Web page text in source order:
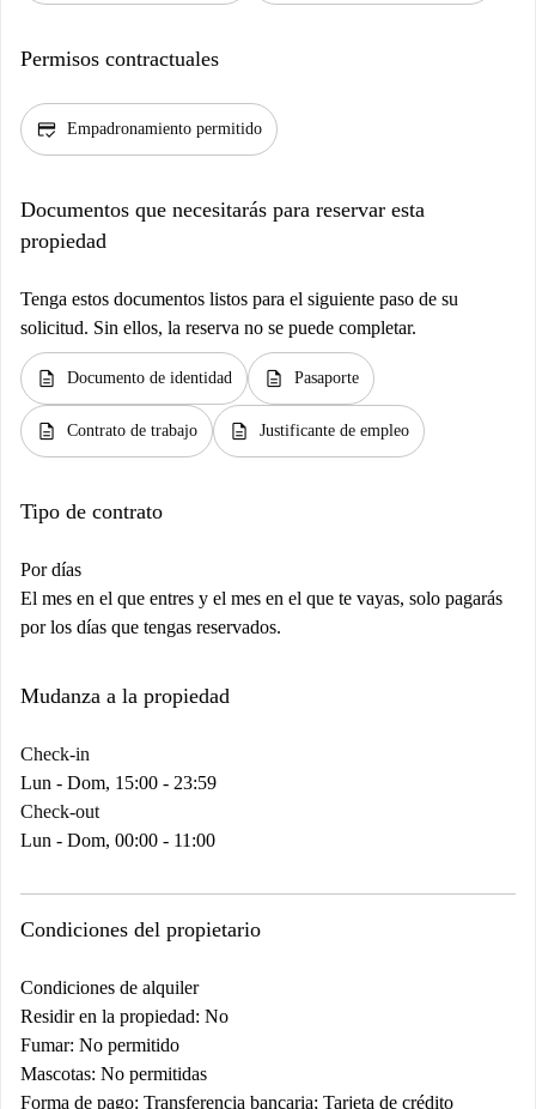
Permisos contractuales
credit_score Empadronamiento permitido
Documentos que necesitarás para reservar esta
propiedad
Tenga estos documentos listos para el siguiente paso de su
solicitud. Sin ellos, la reserva no se puede completar.
description Documento de identidad description Pasaporte
description Contrato de trabajo description Justificante de empleo
Tipo de contrato
Por días
El mes en el que entres y el mes en el que te vayas, solo pagarás
por los días que tengas reservados.
Mudanza a la propiedad
Check-in
Lun - Dom, 15:00 - 23:59
Check-out
Lun - Dom, 00:00 - 11:00
Condiciones del propietario
Condiciones de alquiler
Residir en la propiedad: No
Fumar: No permitido
Mascotas: No permitidas
Forma de pago: Transferencia bancaria; Tarjeta de crédito